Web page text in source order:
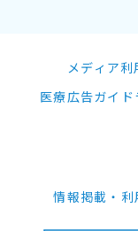
メディア利
医療広告ガイ
情報掲載・